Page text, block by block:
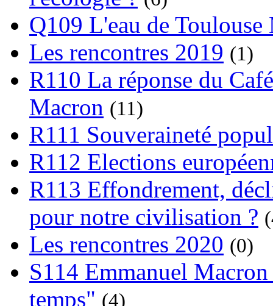
Q109 L'eau de
Les rencontres 2019 (1)
R110 La réponse du
Macron (11)
R111 Souveraineté
R112 Elections
R113 Effondrement,
pour notre civilisation ?
Les rencontres 2020 (0)
S114 Emmanuel
temps" (4)